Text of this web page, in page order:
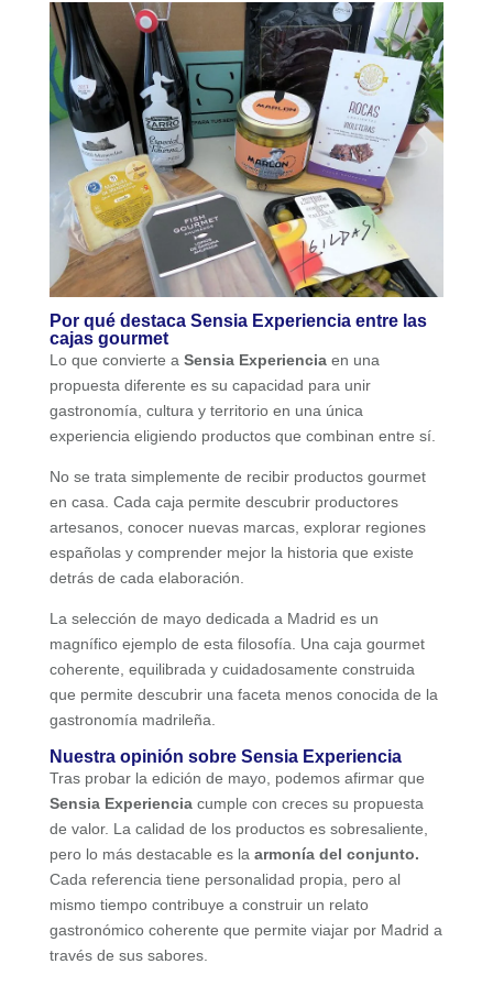
Por qué destaca Sensia Experiencia entre las
cajas gourmet
Lo que convierte a Sensia Experienciaen una
propuesta diferente es su capacidad para unir
gastronomía, cultura y territorio en una única
experiencia eligiendo productos que combinan entre sí.
No se trata simplemente de recibir productos gourmet
en casa. Cada caja permite descubrir productores
artesanos, conocer nuevas marcas, explorar regiones
españolas y comprender mejor la historia que existe
detrás de cada elaboración.
La selección de mayo dedicada a Madrid es un
magnífico ejemplo de esta filosofía. Una caja gourmet
coherente, equilibrada y cuidadosamente construida
que permite descubrir una faceta menos conocida de la
gastronomía madrileña.
Nuestra opinión sobre Sensia Experiencia
Tras probar la edición de mayo, podemos afirmar que
Sensia Experienciacumple con creces su propuesta
de valor. La calidad de los productos es sobresaliente,
pero lo más destacable es la armonía del conjunto.
Cada referencia tiene personalidad propia, pero al
mismo tiempo contribuye a construir un relato
gastronómico coherente que permite viajar por Madrid a
través de sus sabores.